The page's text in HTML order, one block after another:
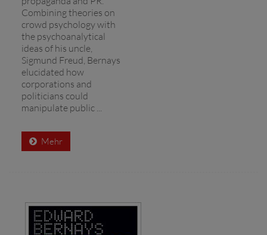
Combining theories on
crowd psychology with
the psychoanalytical
ideas of his uncle,
Sigmund Freud, Bernays
elucidated how
corporations and
politicians could
manipulate public ...
Mehr